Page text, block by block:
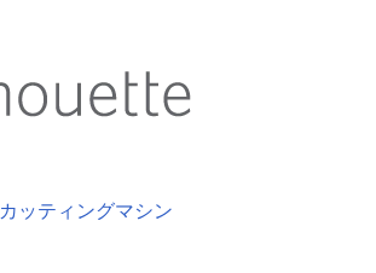
カッティングマシン